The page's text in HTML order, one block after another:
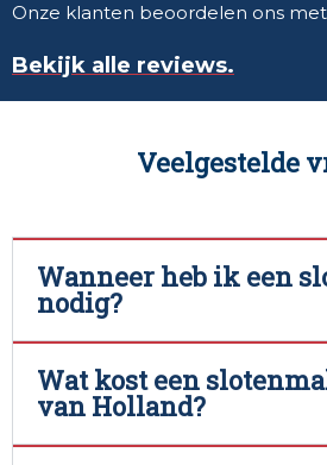
Onze klanten beoordelen ons
Bekijk alle reviews.
Veelgestelde
Wanneer heb ik een
nodig?
Wat kost een
van Holland?